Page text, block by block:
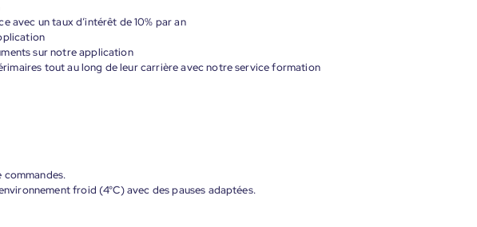
avec un taux d’intérêt de 10% par an
sur notre application
tout au long de leur carrière avec notre service formation
commandes.
froid (4°C) avec des pauses adaptées.